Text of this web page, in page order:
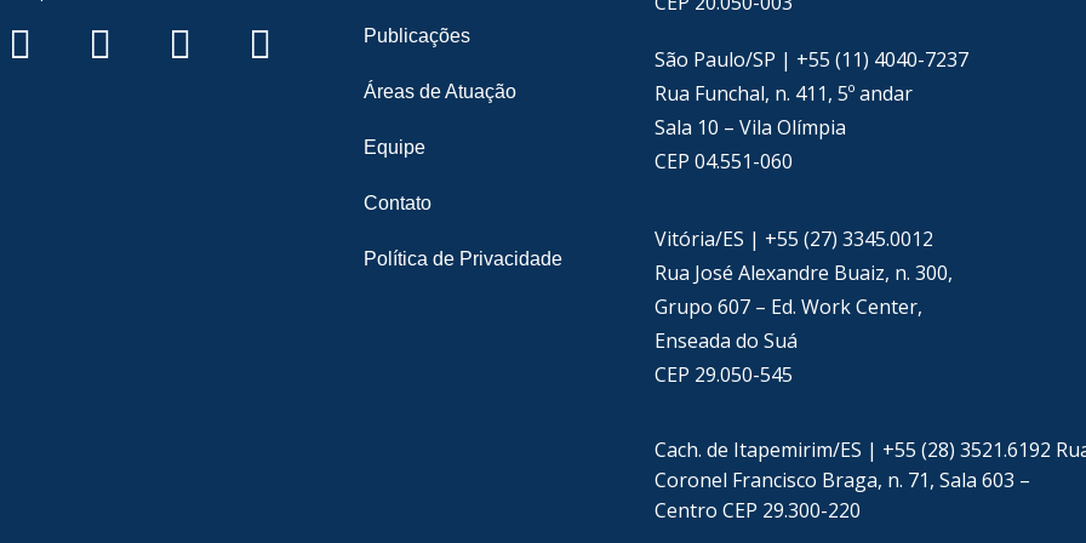
Publicações
Áreas de Atuação
Equipe
Contato
Política de Privacidade
São Paulo/SP | +55 (11) 4040-7237
Rua Funchal, n. 411, 5º andar
Sala 10 – Vila Olímpia
CEP 04.551-060
Vitória/ES | +55 (27) 3345.0012
Rua José Alexandre Buaiz, n. 300,
Grupo 607 – Ed. Work Center,
Enseada do Suá
CEP 29.050-545
Cach. de Itapemirim/ES | +55 (28) 3521.6192
Coronel Francisco Braga, n. 71, Sala 603 –
Centro CEP 29.300-220